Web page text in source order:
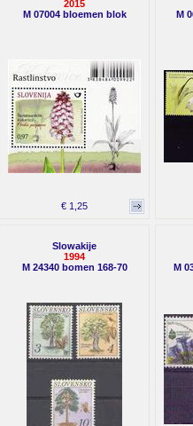
2015
M 07004 bloemen blok
€ 1,25
M
Slowakije
1994
M 24340 bomen 168-70
M